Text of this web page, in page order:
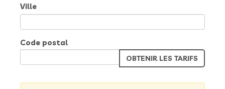
Ville
Code postal